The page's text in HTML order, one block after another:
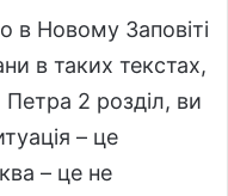
в Новому Заповіті
в таких текстах,
2 розділ, ви
– це
– це не